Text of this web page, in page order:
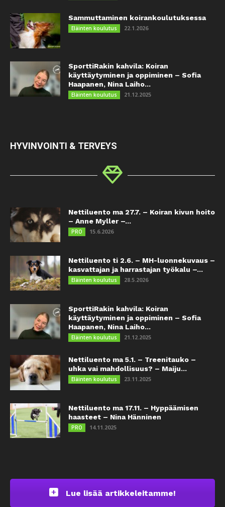
Sammuttaminen koirankoulutuksessa
Eläinten koulutus 22.1.2026
SporttiRakin kahvila: Koiran
käyttäytyminen ja oppiminen – Sofia
Haapanen, Nina Laiho...
Eläinten koulutus 21.12.2025
HYVINVOINTI & TERVEYS
Nettiluento ma 27.7. – Koiran kivun hoito
– Anne Myller –...
PRO 15.6.2026
Nettiluento ti 2.6. – MH-luonnekuvaus –
kasvattajan ja harrastajan työkalu –...
Eläinten koulutus 28.5.2026
SporttiRakin kahvila: Koiran
käyttäytyminen ja oppiminen – Sofia
Haapanen, Nina Laiho...
Eläinten koulutus 21.12.2025
Nettiluento ma 5.1. – Treenitauko –
uhka vai mahdollisuus? – Maiju...
Eläinten koulutus 23.11.2025
Nettiluento ma 17.11. – Hyppäämisen
haasteet – Nina Hänninen
PRO 14.11.2025
Lue lisää artikkeleitamme!